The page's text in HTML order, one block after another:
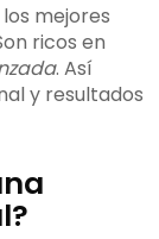
mejores
ricos en
. Así
y resultados